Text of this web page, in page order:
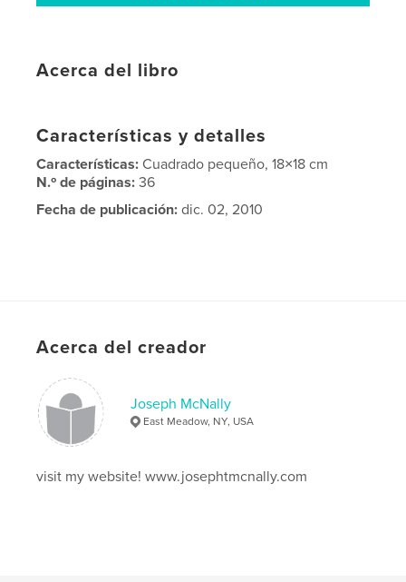
Acerca del libro
Características y detalles
Características:Cuadrado pequeño, 18×18 cm
N.º de páginas:36
Fecha de publicación: dic. 02, 2010
Acerca del creador
Joseph McNally
East Meadow, NY, USA
visit my website! www.josephtmcnally.com